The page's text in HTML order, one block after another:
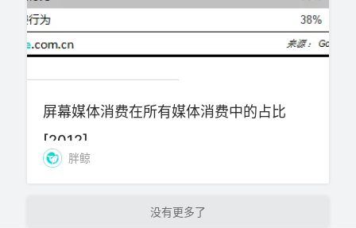
屏幕媒体消费在所有媒体消费中的占比
[2012]
胖鲸
加载更多